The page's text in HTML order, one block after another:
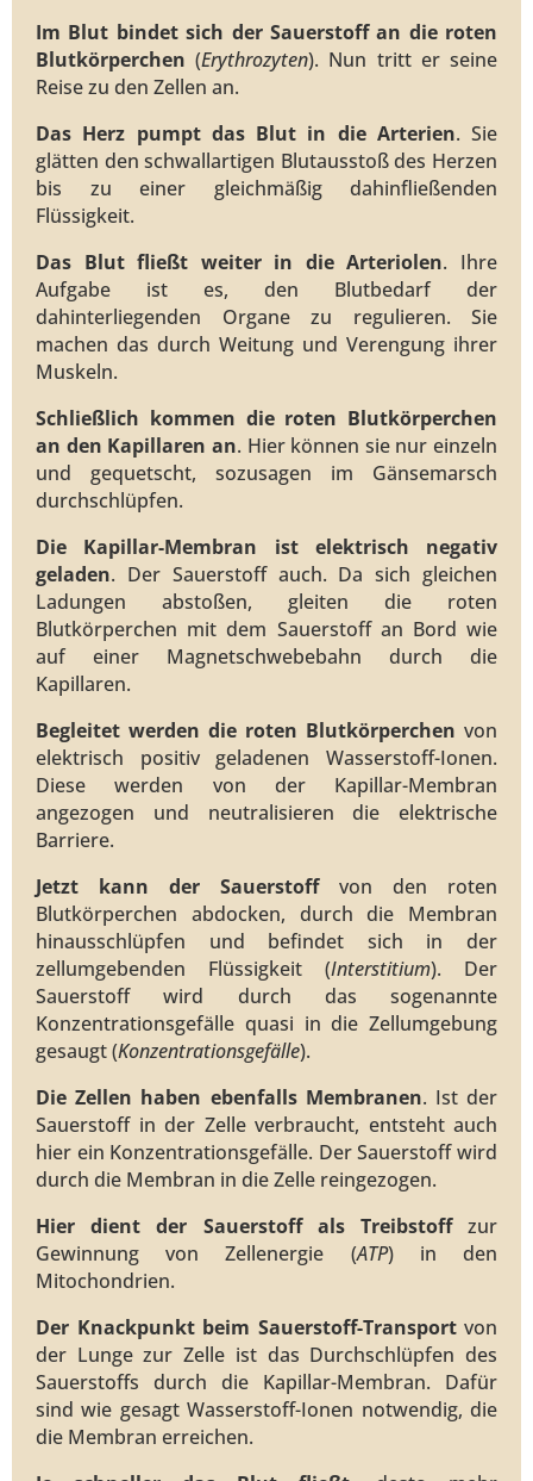
Im Blut bindet sich der Sauerstoff an die roten
Blutkörperchen (Erythrozyten). Nun tritt er seine
Reise zu den Zellen an.
Das Herz pumpt das Blut in die Arterien. Sie
glätten den schwallartigen Blutausstoß des Herzen
bis zu einer gleichmäßig dahinfließenden
Flüssigkeit.
Das Blut fließt weiter in die Arteriolen. Ihre
Aufgabe ist es, den Blutbedarf der
dahinterliegenden Organe zu regulieren. Sie
machen das durch Weitung und Verengung ihrer
Muskeln.
Schließlich kommen die roten Blutkörperchen
an den Kapillaren an. Hier können sie nur einzeln
und gequetscht, sozusagen im Gänsemarsch
durchschlüpfen.
Die Kapillar-Membran ist elektrisch negativ
geladen. Der Sauerstoff auch. Da sich gleichen
Ladungen abstoßen, gleiten die roten
Blutkörperchen mit dem Sauerstoff an Bord wie
auf einer Magnetschwebebahn durch die
Kapillaren.
Begleitet werden die roten Blutkörperchen von
elektrisch positiv geladenen Wasserstoff-Ionen.
Diese werden von der Kapillar-Membran
angezogen und neutralisieren die elektrische
Barriere.
Jetzt kann der Sauerstoffvon den roten
Blutkörperchen abdocken, durch die Membran
hinausschlüpfen und befindet sich in der
zellumgebenden Flüssigkeit (Interstitium). Der
Sauerstoff wird durch das sogenannte
Konzentrationsgefälle quasi in die Zellumgebung
gesaugt (Konzentrationsgefälle).
Die Zellen haben ebenfalls Membranen. Ist der
Sauerstoff in der Zelle verbraucht, entsteht auch
hier ein Konzentrationsgefälle. Der Sauerstoff wird
durch die Membran in die Zelle reingezogen.
Hier dient der Sauerstoff als Treibstoffzur
Gewinnung von Zellenergie (ATP) in den
Mitochondrien.
Der Knackpunkt beim Sauerstoff-Transportvon
der Lunge zur Zelle ist das Durchschlüpfen des
Sauerstoffs durch die Kapillar-Membran. Dafür
sind wie gesagt Wasserstoff-Ionen notwendig, die
die Membran erreichen.